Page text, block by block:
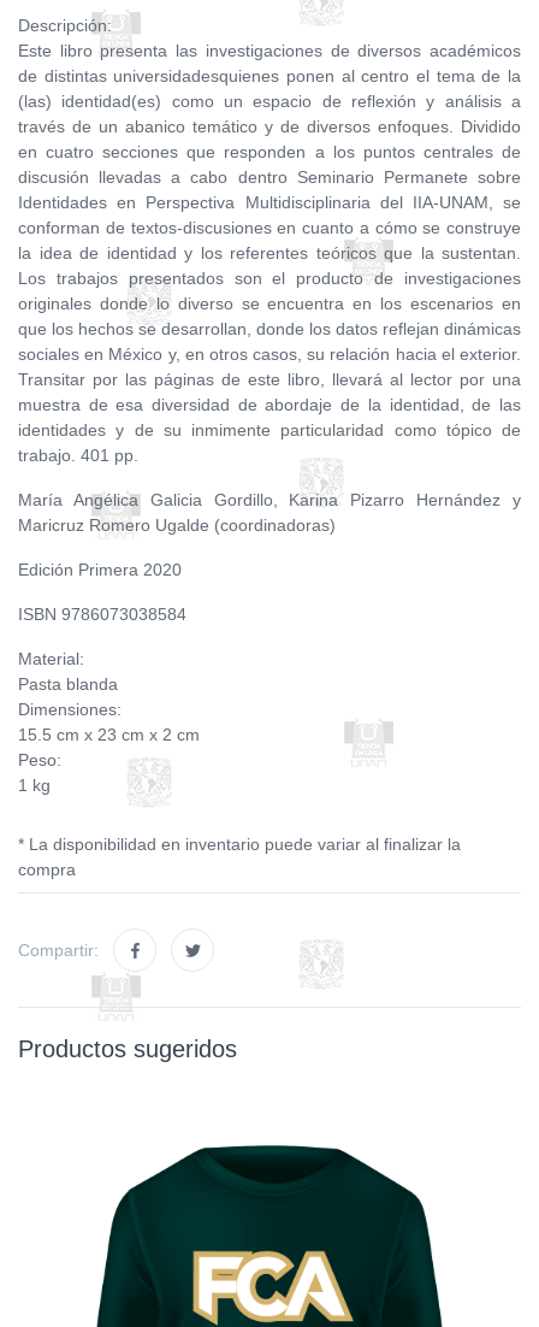
Descripción:
Este libro presenta las investigaciones de diversos académicos
de distintas universidadesquienes ponen al centro el tema de la
(las) identidad(es) como un espacio de reflexión y análisis a
través de un abanico temático y de diversos enfoques. Dividido
en cuatro secciones que responden a los puntos centrales de
discusión llevadas a cabo dentro Seminario Permanete sobre
Identidades en Perspectiva Multidisciplinaria del IIA-UNAM, se
conforman de textos-discusiones en cuanto a cómo se construye
la idea de identidad y los referentes teóricos que la sustentan.
Los trabajos presentados son el producto de investigaciones
originales donde lo diverso se encuentra en los escenarios en
que los hechos se desarrollan, donde los datos reflejan dinámicas
sociales en México y, en otros casos, su relación hacia el exterior.
Transitar por las páginas de este libro, llevará al lector por una
muestra de esa diversidad de abordaje de la identidad, de las
identidades y de su inmimente particularidad como tópico de
trabajo. 401 pp.
María Angélica Galicia Gordillo, Karina Pizarro Hernández y
Maricruz Romero Ugalde (coordinadoras)
Edición Primera 2020
ISBN 9786073038584
Material:
Pasta blanda
Dimensiones:
15.5 cm x 23 cm x 2 cm
Peso:
1 kg
* La disponibilidad en inventario puede variar al finalizar la
compra
Compartir:
Productos sugeridos